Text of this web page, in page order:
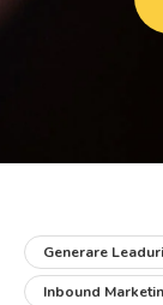
Generare Leaduri
Inbound